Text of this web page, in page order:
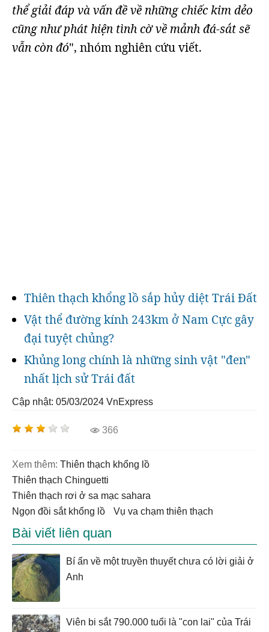
thể giải đáp và vấn đề về những chiếc kim dẻo
cũng như phát hiện tình cờ về mảnh đá-sắt sẽ
vẫn còn đó", nhóm nghiên cứu viết.
Thiên thạch khổng lồ sắp hủy diệt Trái Đất
Vật thể đường kính 243km ở Nam Cực gây
đại tuyệt chủng?
Khủng long chính là những sinh vật "đen"
nhất lịch sử Trái đất
Cập nhật: 05/03/2024 VnExpress
366
Xem thêm:
thiên thạch khổng lồ
thiên thạch Chinguetti
thiên thạch rơi ở sa mạc sahara
ngọn đồi sắt khổng lồ
vụ va chạm thiên thạch
Bài viết liên quan
Bí ẩn về một truyền thuyết chưa có lời giải ở
Anh
Viên bi sắt 790.000 tuổi là "con lai" của Trái